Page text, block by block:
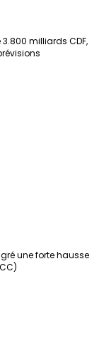
milliards CDF,
une forte hausse